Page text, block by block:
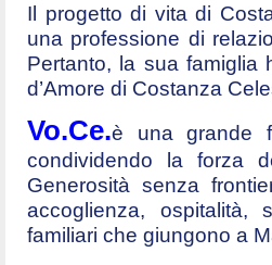
Il progetto di vita di
una professione di
Pertanto, la sua
d’Amore di Costanza
Vo.Ce.è una grande
condividendo la forza
Generosità senza
accoglienza, ospitalità,
familiari che giungono a